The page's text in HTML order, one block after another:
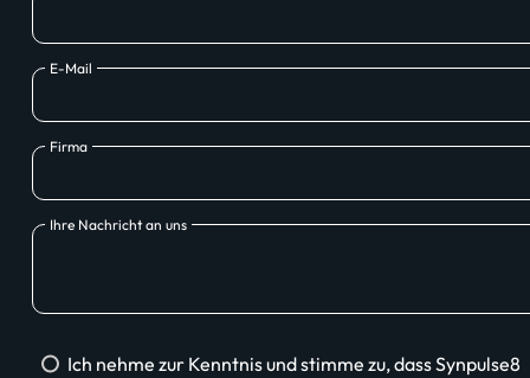
E-Mail
Firma
Ihre Nachricht an uns
Ich nehme zur Kenntnis und stimme zu, dass Synpulse8